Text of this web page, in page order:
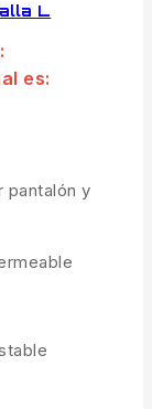
L
es:
pantalón y